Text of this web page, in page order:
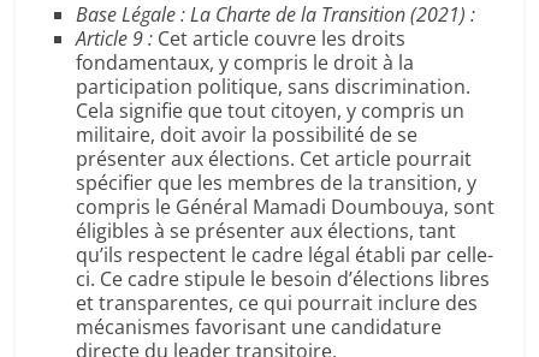
Base Légale : La Charte de la Transition (2021) :
Article 9 : Cet article couvre les droits
fondamentaux, y compris le droit à la
participation politique, sans discrimination.
Cela signifie que tout citoyen, y compris un
militaire, doit avoir la possibilité de se
présenter aux élections. Cet article pourrait
spécifier que les membres de la transition, y
compris le Général Mamadi Doumbouya, sont
éligibles à se présenter aux élections, tant
qu’ils respectent le cadre légal établi par celle-
ci. Ce cadre stipule le besoin d’élections libres
et transparentes, ce qui pourrait inclure des
mécanismes favorisant une candidature
directe du leader transitoire.